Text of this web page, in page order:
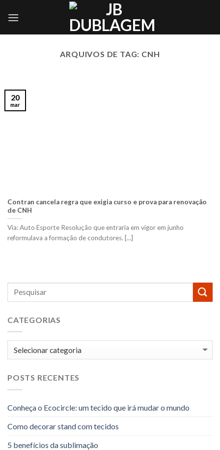
ARQUIVOS DE TAG: CNH
CATEGORIAS
Categorias
POSTS RECENTES
Conheça o Ecocircle: um tecido que irá mudar o mundo
Como decorar stand com tecidos
5 benefícios da sublimação
Contran cancela regra que exigia curso e prova para renovação
de CNH
Via: Auto Esporte Resolução que entraria em vigor em junho
reformulava a formação de condutores. [...]
20
mar